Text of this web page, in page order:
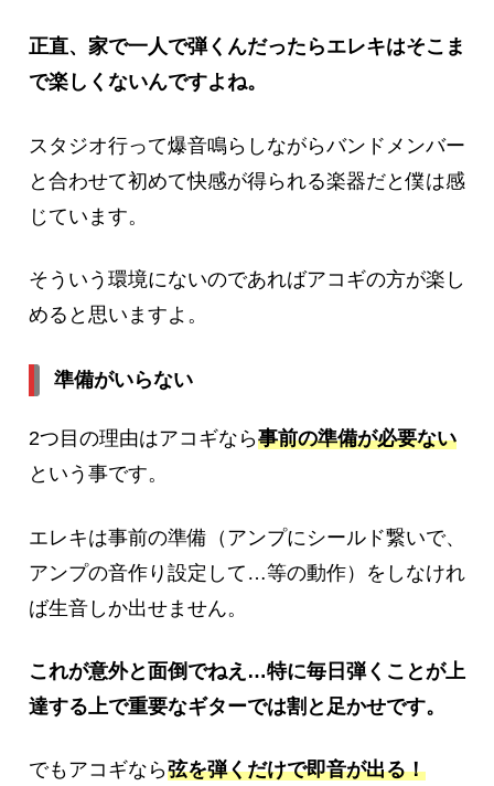
正直、家で一人で弾くんだったらエレキはそこま
で楽しくないんですよね。
スタジオ行って爆音鳴らしながらバンドメンバー
と合わせて初めて快感が得られる楽器だと僕は感
じています。
そういう環境にないのであればアコギの方が楽し
めると思いますよ。
準備がいらない
2つ目の理由はアコギなら事前の準備が必要ない
という事です。
エレキは事前の準備（アンプにシールド繋いで、
アンプの音作り設定して…等の動作）をしなけれ
ば生音しか出せません。
これが意外と面倒でねえ…特に毎日弾くことが上
達する上で重要なギターでは割と足かせです。
でもアコギなら弦を弾くだけで即音が出る！